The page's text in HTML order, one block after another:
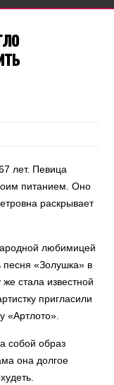
лет. Певица
питанием. Оно
раскрывает
любимицей
песня «Золушка» в
стала известной
пригласили
«Артлото».
собой образ
она долгое